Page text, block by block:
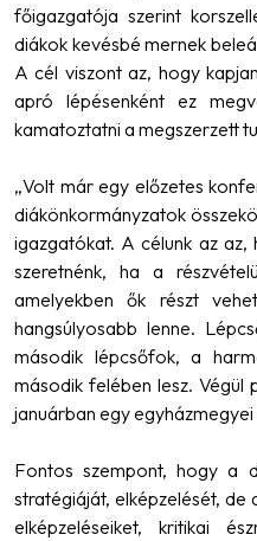
főigazgatója szerint
diákok kevésbé mernek
A cél viszont az, hogy
apró lépésenként ez
kamatoztatni a megszerzett
„Volt már egy előzetes
diákönkormányzatok
igazgatókat. A célunk az az,
szeretnénk, ha a
amelyekben ők részt
hangsúlyosabb lenne.
második lépcsőfok, a
második felében lesz. Végül
januárban egy egyházmegyei
Fontos szempont, hogy a
stratégiáját, elképzelését, de
elképzeléseiket, kritikai